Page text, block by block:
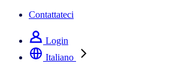
Contattateci
Login
Italiano